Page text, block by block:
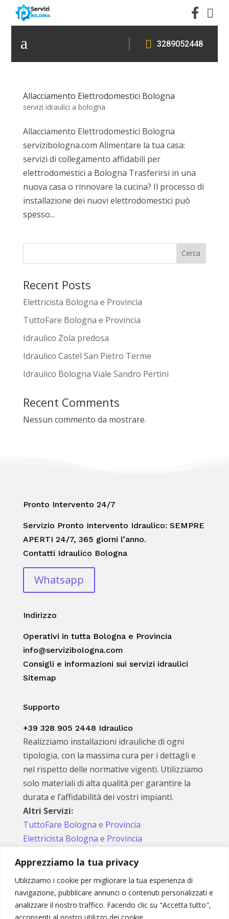
Apprezziamo la tua privacy
Utilizziamo i cookie per migliorare la tua esperienza di
navigazione, pubblicare annunci o contenuti personalizzati e
analizzare il nostro traffico. Facendo clic su "Accetta tutto",
acconsenti al nostro utilizzo dei cookie.
 
a  3289052448
Allacciamento Elettrodomestici Bologna
servizi idraulici a bologna
Allacciamento Elettrodomestici Bologna
servizibologna.com Alimentare la tua casa:
servizi di collegamento affidabili per
elettrodomestici a Bologna Trasferirsi in una
nuova casa o rinnovare la cucina? Il processo di
installazione dei nuovi elettrodomestici può
spesso...
Cerca
Recent Posts
Elettricista Bologna e Provincia
TuttoFare Bologna e Provincia
Idraulico Zola predosa
Idraulico Castel San Pietro Terme
Idraulico Bologna Viale Sandro Pertini
Recent Comments
Nessun commento da mostrare.
Pronto Intervento 24/7
Servizio Pronto Intervento Idraulico: SEMPRE
APERTI 24/7, 365 giorni l’anno.
Contatti Idraulico Bologna
Whatsapp
Indirizzo
Operativi in tutta Bologna e Provincia
info@servizibologna.com
Consigli e informazioni sui servizi idraulici
Sitemap
Supporto
+39 328 905 2448 Idraulico
Realizziamo installazioni idrauliche di ogni
tipologia, con la massima cura per i dettagli e
nel rispetto delle normative vigenti. Utilizziamo
solo materiali di alta qualità per garantire la
durata e l’affidabilità dei vostri impianti.
Altri Servizi:
TuttoFare Bologna e Provincia
Elettricista Bologna e Provincia
Seguici sui social